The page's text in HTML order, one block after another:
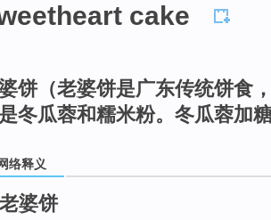
cake
饼（老婆饼是广东传统饼食
冬瓜蓉和糯米粉。冬瓜蓉加
络释义
老婆饼